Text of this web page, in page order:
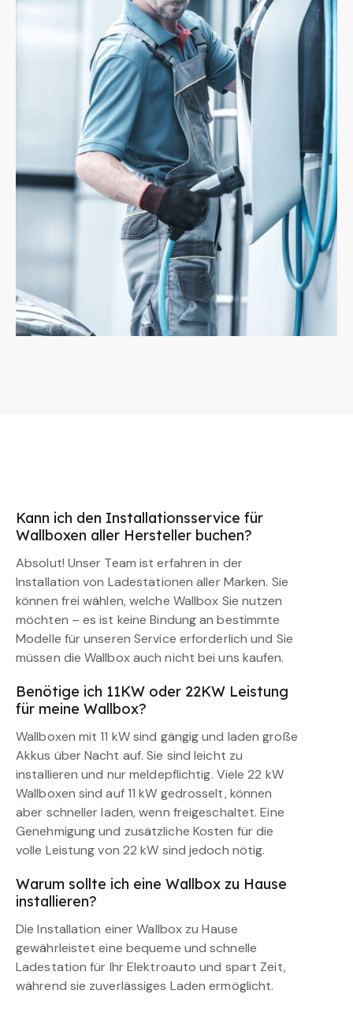
Kann ich den Installationsservice für
Wallboxen aller Hersteller buchen?
Absolut! Unser Team ist erfahren in der
Installation von Ladestationen aller Marken. Sie
können frei wählen, welche Wallbox Sie nutzen
möchten – es ist keine Bindung an bestimmte
Modelle für unseren Service erforderlich und Sie
müssen die Wallbox auch nicht bei uns kaufen.
Benötige ich 11KW oder 22KW Leistung
für meine Wallbox?
Wallboxen mit 11 kW sind gängig und laden große
Akkus über Nacht auf. Sie sind leicht zu
installieren und nur meldepflichtig. Viele 22 kW
Wallboxen sind auf 11 kW gedrosselt, können
aber schneller laden, wenn freigeschaltet. Eine
Genehmigung und zusätzliche Kosten für die
volle Leistung von 22 kW sind jedoch nötig.
Warum sollte ich eine Wallbox zu Hause
installieren?
Die Installation einer Wallbox zu Hause
gewährleistet eine bequeme und schnelle
Ladestation für Ihr Elektroauto und spart Zeit,
während sie zuverlässiges Laden ermöglicht.